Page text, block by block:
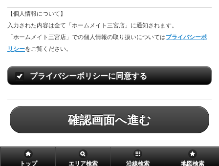
【個人情報について】
入力された内容は全て「ホームメイト三宮店」に通知されます。
「ホームメイト三宮店」での個人情報の取り扱いについてはプライバシーポ
リシーをご覧ください。
プライバシーポリシーに同意する
確認画面へ進む
トップ エリア検索 沿線検索 地図検索